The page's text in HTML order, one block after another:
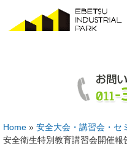
Home » 安全大会・講習会・セ
安全衛生特別教育講習会開催報